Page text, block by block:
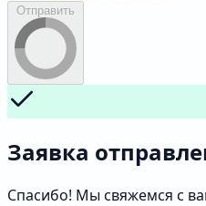
Отправить
Заявка
Спасибо! Мы свяжемся с